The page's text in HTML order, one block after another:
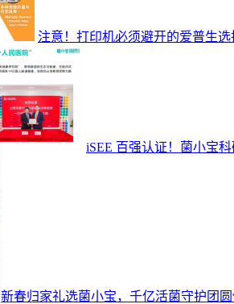
注意！打印机必须避开的爱普生
iSEE 百强认证！菌小宝
新春归家礼选菌小宝，千亿活菌守护团